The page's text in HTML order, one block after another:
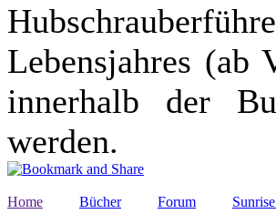
Lebensjahres (ab
innerhalb der
werden.
Home Bücher Forum